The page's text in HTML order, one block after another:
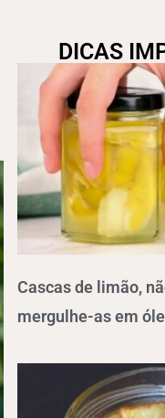
DICAS
Cascas de limão,
mergulhe-as em